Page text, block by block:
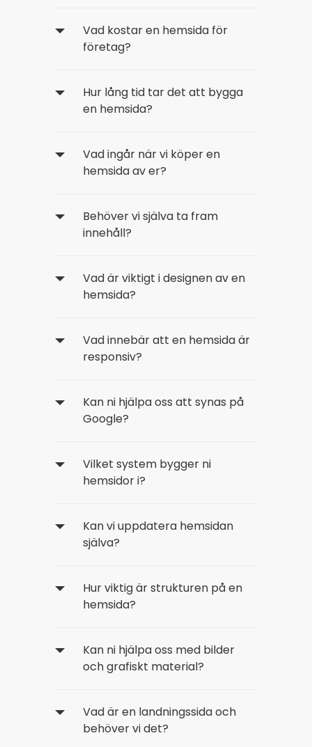
Vad kostar en hemsida för
företag?
Hur lång tid tar det att bygga
en hemsida?
Vad ingår när vi köper en
hemsida av er?
Behöver vi själva ta fram
innehåll?
Vad är viktigt i designen av en
hemsida?
Vad innebär att en hemsida är
responsiv?
Kan ni hjälpa oss att synas på
Google?
Vilket system bygger ni
hemsidor i?
Kan vi uppdatera hemsidan
själva?
Hur viktig är strukturen på en
hemsida?
Kan ni hjälpa oss med bilder
och grafiskt material?
Vad är en landningssida och
behöver vi det?